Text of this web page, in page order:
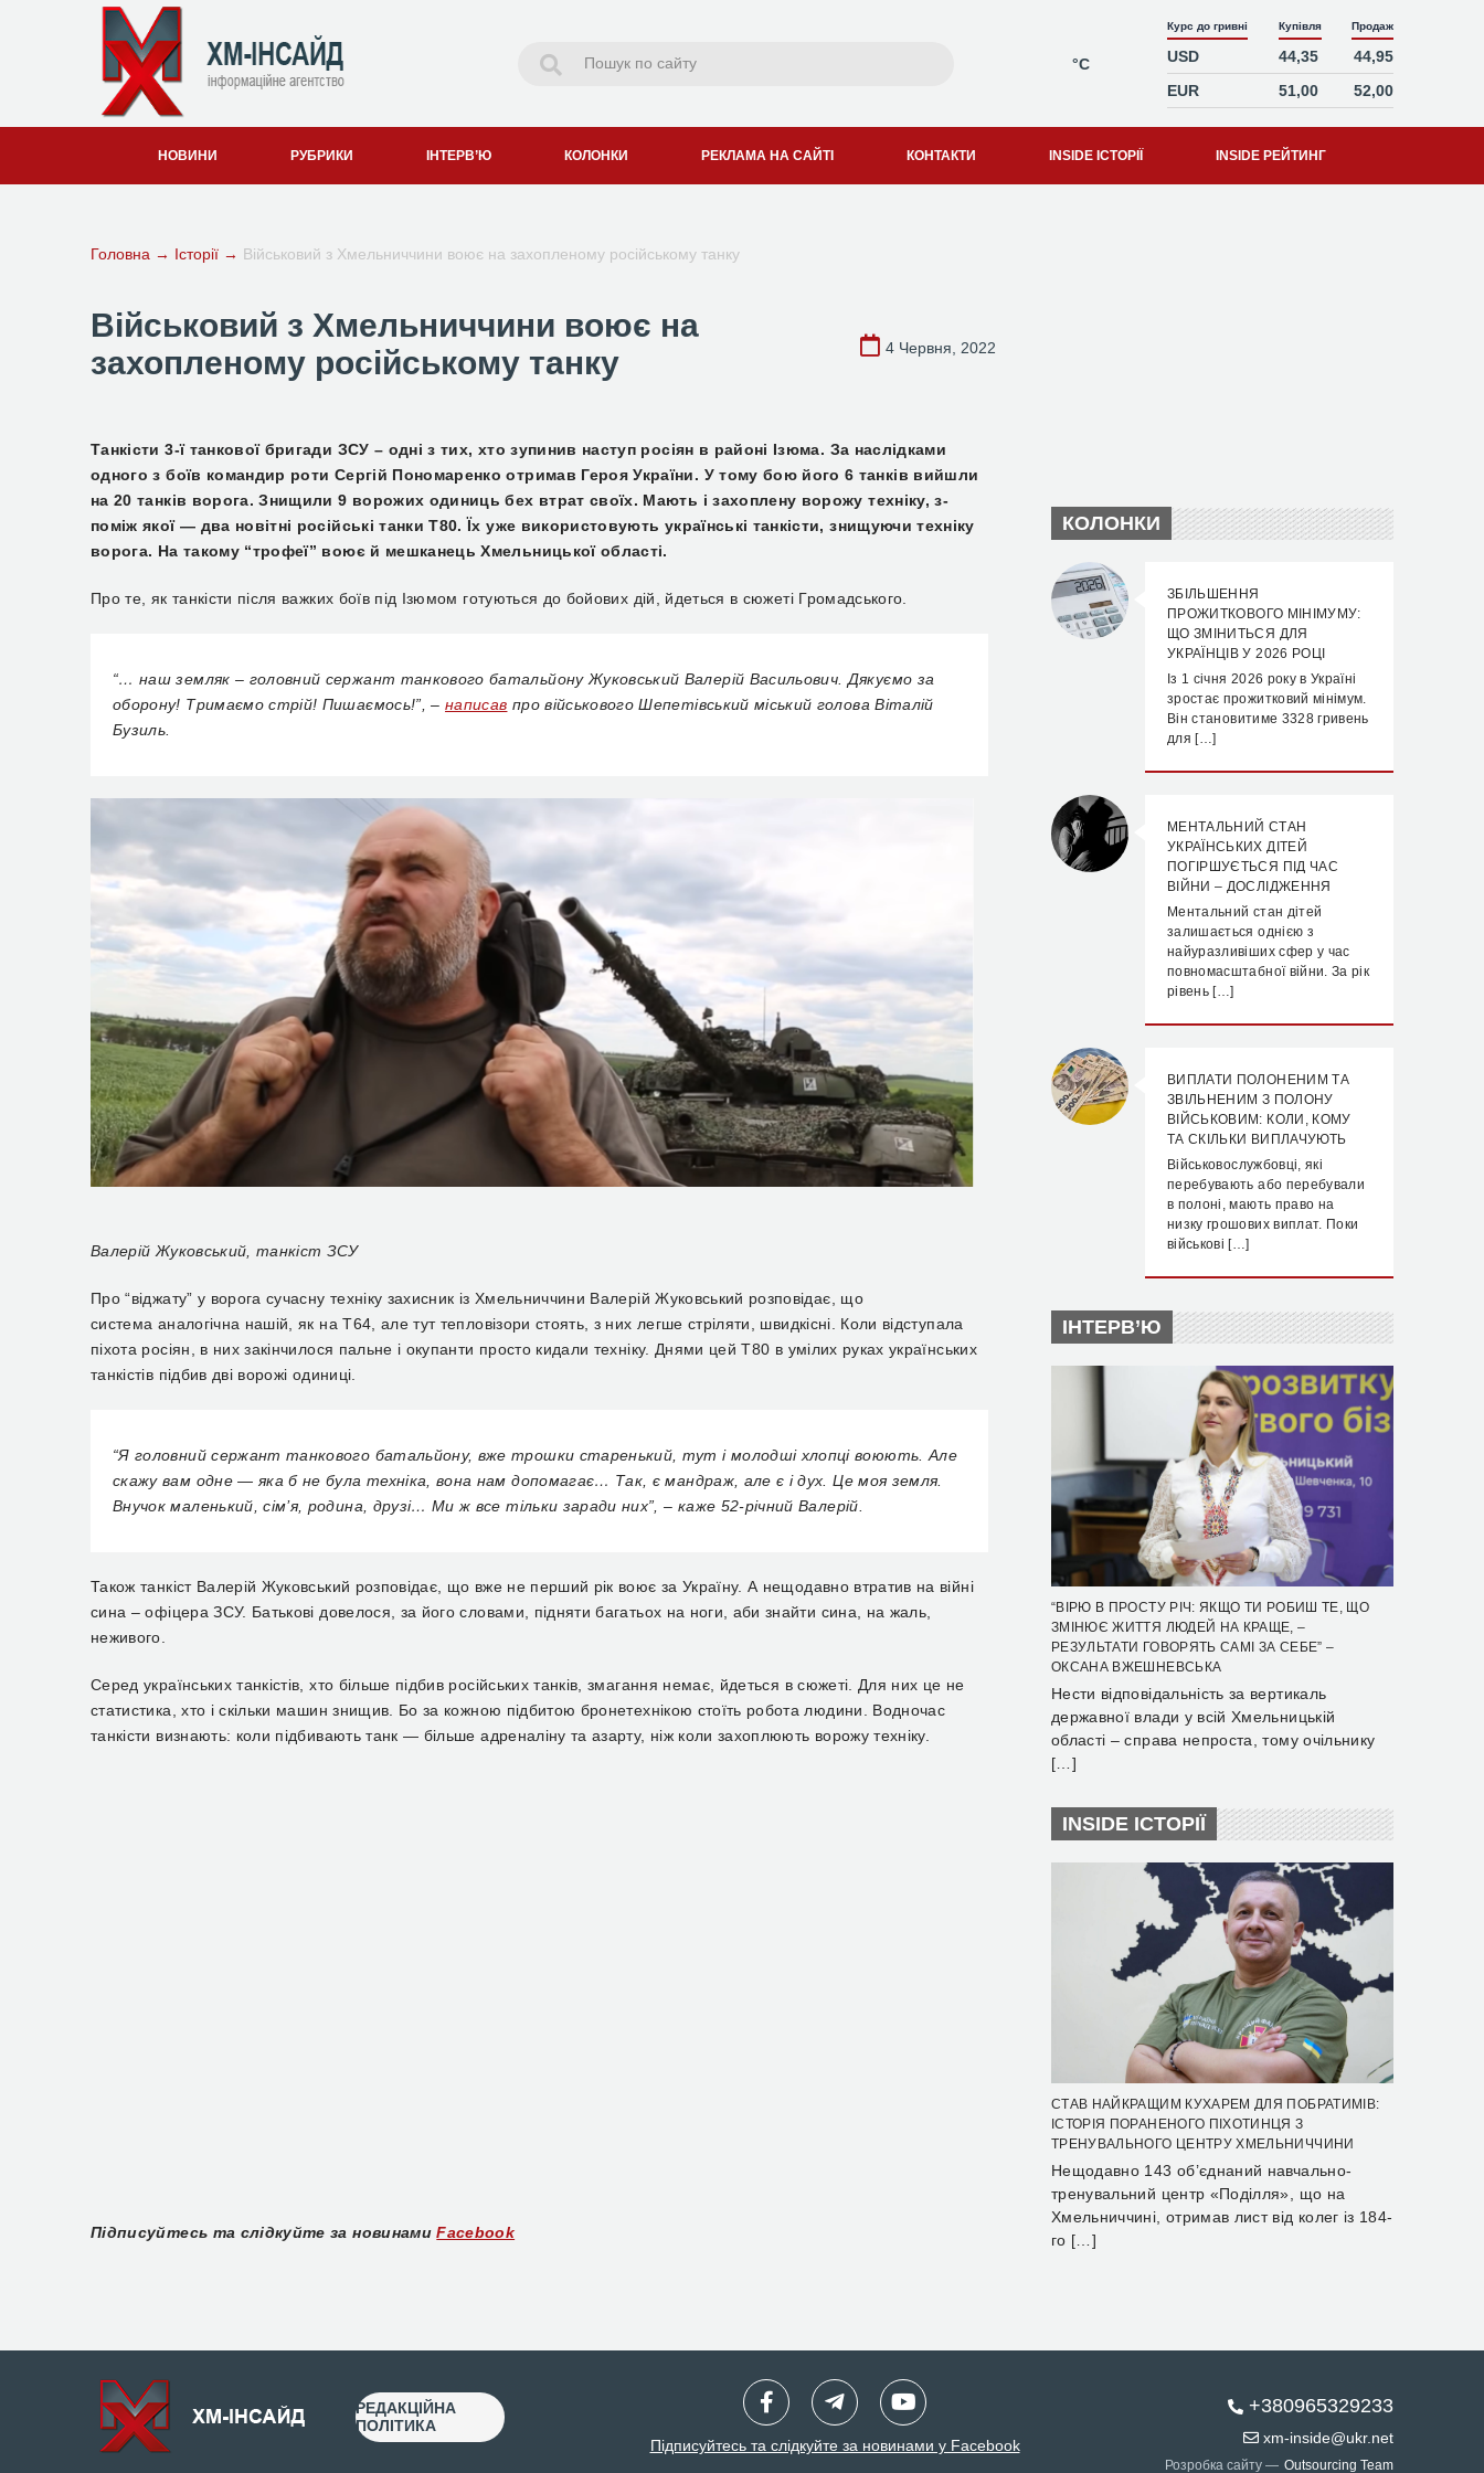
°C
Курс до гривні Купівля Продаж
USD 44,35
44,95
EUR
51,00 52,00
НОВИНИ РУБРИКИ ІНТЕРВ’Ю КОЛОНКИ РЕКЛАМА НА САЙТІ КОНТАКТИ INSIDE ІСТОРІЇ INSIDE РЕЙТИНГ
Головна → Історії → Військовий з Хмельниччини воює на захопленому російському танку
Військовий з Хмельниччини воює на
захопленому російському танку
4 Червня, 2022
Танкісти 3-ї танкової бригади ЗСУ – одні з тих, хто зупинив наступ росіян в районі Ізюма. За наслідками
одного з боїв командир роти Сергій Пономаренко отримав Героя України. У тому бою його 6 танків вийшли
на 20 танків ворога. Знищили 9 ворожих одиницьбех втрат своїх. Мають ізахоплену ворожу техніку,з-
поміж якої — два новітні російські танки Т80. Їх уже використовують українські танкісти, знищуючи техніку
ворога. На такому “трофеї” воює й мешканець Хмельницької області.
Про те, як танкісти після важких боїв під Ізюмом готуються до бойових дій, йдеться в сюжеті Громадського.
“… наш земляк – головний сержант танкового батальйону Жуковський Валерій Васильович. Дякуємо за
оборону! Тримаємо стрій! Пишаємось!”, –написав про військового Шепетівський міський голова Віталій
Бузиль.
Валерій Жуковський, танкіст ЗСУ
Про “віджату” у ворога сучасну техніку захисник із Хмельниччини Валерій Жуковський розповідає, що
система аналогічна нашій,як на Т64, але тут тепловізори стоять, з них легше стріляти, швидкісні. Коли відступала
піхота росіян, в них закінчилося пальне і окупанти просто кидали техніку. Днями цей Т80 в умілих руках українських
танкістів підбив дві ворожі одиниці.
“Я головний сержант танкового батальйону, вже трошки старенький, тут і молодші хлопці воюють. Але
скажу вам одне — яка б не була техніка, вона нам допомагає… Так, ємандраж, але є і дух. Це моя земля.
Внучок маленький,сім’я, родина, друзі… Ми ж всетільки заради них”, – каже 52-річний Валерій.
Також танкіст Валерій Жуковський розповідає, що вже не перший рік воює за Україну. А нещодавно втратив на війні
сина – офіцера ЗСУ. Батькові довелося, за його словами, підняти багатьох на ноги, аби знайти сина, на жаль,
неживого.
Серед українських танкістів, хто більше підбив російських танків,змагання немає, йдеться в сюжеті.
Для них це не
статистика, хто і скільки машин знищив. Бо за кожною підбитою бронетехнікою стоїть робота людини. Водночас
танкісти визнають: коли підбивають танк — більше адреналіну та азарту, ніж коли захоплюють ворожу техніку.
Підписуйтесь та слідкуйте за новинами Facebook
КОЛОНКИ
ЗБІЛЬШЕННЯ
ПРОЖИТКОВОГО МІНІМУМУ:
ЩО ЗМІНИТЬСЯ ДЛЯ
УКРАЇНЦІВ У 2026 РОЦІ
Із 1 січня 2026 року в Україні
зростає прожитковий мінімум.
Він становитиме 3328 гривень
для […]
МЕНТАЛЬНИЙ СТАН
УКРАЇНСЬКИХ ДІТЕЙ
ПОГІРШУЄТЬСЯ ПІД ЧАС
ВІЙНИ – ДОСЛІДЖЕННЯ
Ментальний стан дітей
залишається однією з
найуразливіших сфер у час
повномасштабної війни. За рік
рівень […]
ВИПЛАТИ ПОЛОНЕНИМ ТА
ЗВІЛЬНЕНИМ З ПОЛОНУ
ВІЙСЬКОВИМ: КОЛИ, КОМУ
ТА СКІЛЬКИ ВИПЛАЧУЮТЬ
Військовослужбовці, які
перебувають або перебували
в полоні, мають право на
низку грошових виплат. Поки
військові […]
ІНТЕРВ’Ю
“ВІРЮ В ПРОСТУ РІЧ: ЯКЩО ТИ РОБИШ ТЕ, ЩО
ЗМІНЮЄ ЖИТТЯ ЛЮДЕЙ НА КРАЩЕ, –
РЕЗУЛЬТАТИ ГОВОРЯТЬ САМІ ЗА СЕБЕ” –
ОКСАНА ВЖЕШНЕВСЬКА
Нести відповідальність за вертикаль
державної влади у всій Хмельницькій
області – справа непроста, тому очільнику
[…]
INSIDE ІСТОРІЇ
СТАВ НАЙКРАЩИМ КУХАРЕМ ДЛЯ ПОБРАТИМІВ:
ІСТОРІЯ ПОРАНЕНОГО ПІХОТИНЦЯ З
ТРЕНУВАЛЬНОГО ЦЕНТРУ ХМЕЛЬНИЧЧИНИ
Нещодавно 143 об’єднаний навчально-
тренувальний центр «Поділля», що на
Хмельниччині, отримав лист від колег із 184-
го […]
РЕДАКЦІЙНА
ПОЛІТИКА
Підписуйтесь та слідкуйте за новинами у Facebook
+380965329233
xm-inside@ukr.net
Розробка сайту — Outsourcing Team